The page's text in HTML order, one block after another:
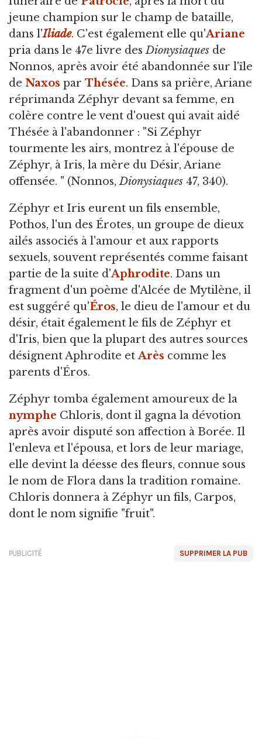
jeune champion sur le champ de bataille,
dans l'Iliade. C'est également elle qu'Ariane
pria dans le 47e livre desDionysiaques de
Nonnos, après avoir été abandonnée sur l'île
de Naxos par Thésée. Dans sa prière, Ariane
réprimanda Zéphyr devant sa femme, en
colère contre le vent d'ouest qui avait aidé
Thésée à l'abandonner : "Si Zéphyr
tourmente les airs, montrez à l'épouse de
Zéphyr, à Iris, la mère du Désir, Ariane
offensée. " (Nonnos,Dionysiaques 47, 340).
Zéphyr et Iris eurent un fils ensemble,
Pothos, l'un des Érotes, un groupe de dieux
ailés associés à l'amour et aux rapports
sexuels, souvent représentés comme faisant
partie de la suite d'Aphrodite. Dans un
fragment d'un poème d'Alcée de Mytilène, il
est suggéré qu'Éros, le dieu de l'amour et du
désir, était également le fils de Zéphyr et
d'Iris, bien que la plupart des autres sources
désignent Aphrodite etArès comme les
parents d'Éros.
Zéphyr tomba également amoureux de la
nymphe Chloris, dont il gagna la dévotion
après avoir disputé son affection à Borée. Il
l'enleva et l'épousa, et lors de leur mariage,
elle devint la déesse des fleurs, connue sous
le nom de Flora dans la tradition romaine.
Chloris donnera à Zéphyr un fils, Carpos,
dont le nom signifie "fruit".
SUPPRIMER LA PUB
PUBLICITÉ